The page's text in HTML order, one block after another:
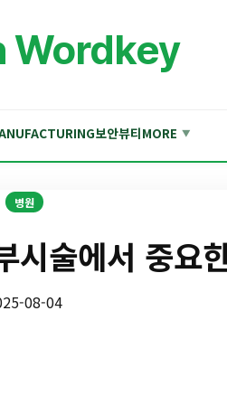
Wordkey
보안뷰티MORE ▼
병원
시술에서 중요
08-04